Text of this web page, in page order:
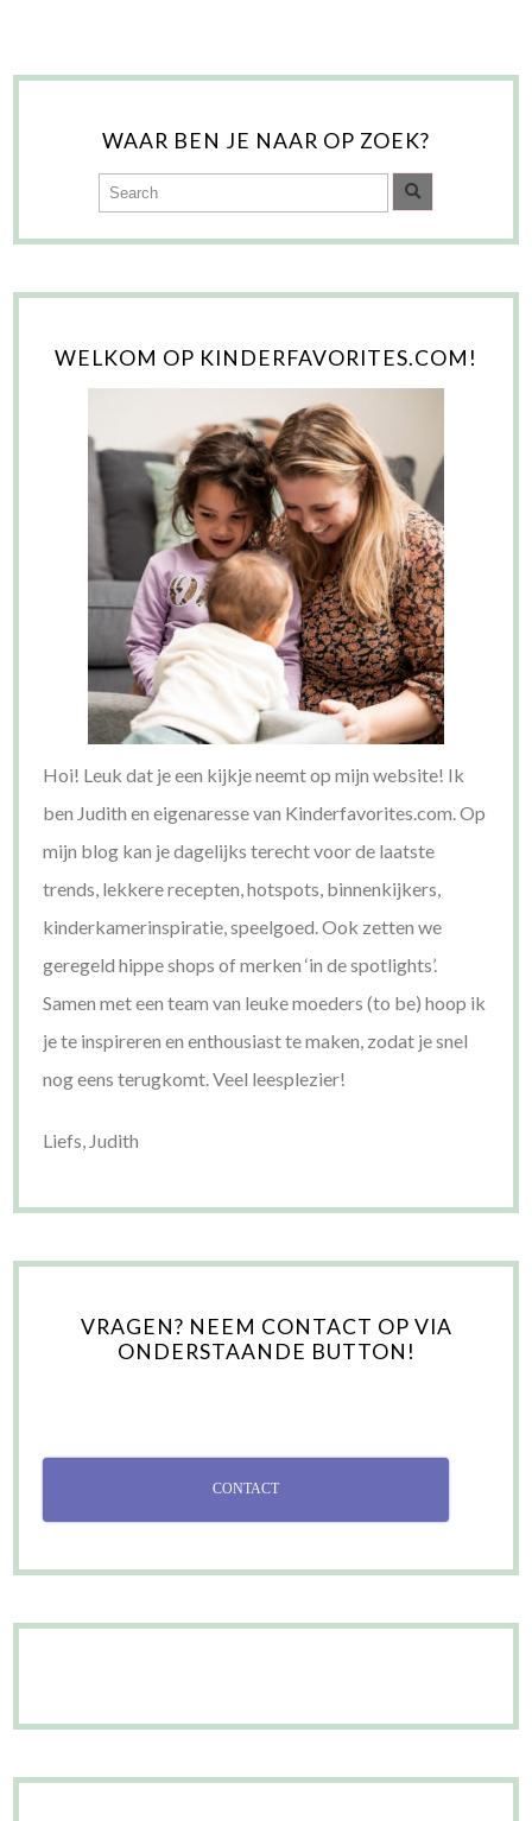
WAAR BEN JE NAAR OP ZOEK?
WELKOM OP KINDERFAVORITES.COM!
Hoi! Leuk dat je een kijkje neemt op mijn website! Ik
ben Judith en eigenaresse van Kinderfavorites.com. Op
mijn blog kan je dagelijks terecht voor de laatste
trends, lekkere recepten, hotspots, binnenkijkers,
kinderkamerinspiratie, speelgoed. Ook zetten we
geregeld hippe shops of merken ‘in de spotlights’.
Samen met een team van leuke moeders (to be) hoop ik
je te inspireren en enthousiast te maken, zodat je snel
nog eens terugkomt. Veel leesplezier!
Liefs, Judith
VRAGEN? NEEM CONTACT OP VIA
ONDERSTAANDE BUTTON!
CONTACT